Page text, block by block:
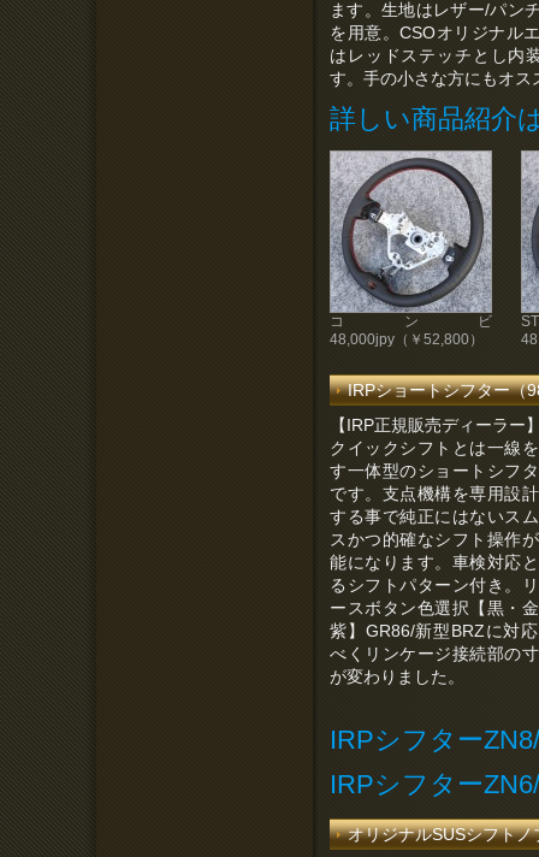
ます。生地はレザー/パン
を用意。CSOオリジナル
はレッドステッチとし内
す。手の小さな方にもオス
詳しい商品紹介
コンビ
48,000jpy（￥52,800）
IRPショートシフター
【IRP正規販売ディーラー
クイックシフトとは一線
す一体型のショートシフ
です。支点機構を専用設
する事で純正にはないス
スかつ的確なシフト操作
能になります。車検対応
るシフトパターン付き。
ースボタン色選択【黒・
紫】GR86/新型BRZに対
べくリンケージ接続部の
が変わりました。
IRPシフター
IRPシフター
オリジナルSUSシフト